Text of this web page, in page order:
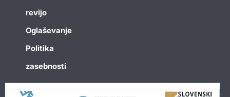
revijo
Oglaševanje
Politika
zasebnosti